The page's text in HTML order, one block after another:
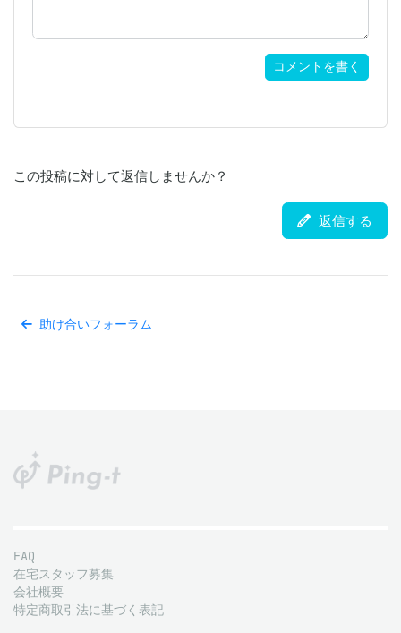
コメントを書く
この投稿に対して返信しませんか？
返信する
助け合いフォーラム
FAQ
在宅スタッフ募集
会社概要
特定商取引法に基づく表記